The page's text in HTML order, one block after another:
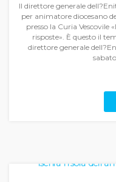
Il direttore generale
per animatore diocesano
presso la Curia
risposte». È questo il
direttore generale